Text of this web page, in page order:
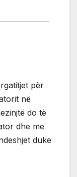
për
në
do të
dhe me
duke